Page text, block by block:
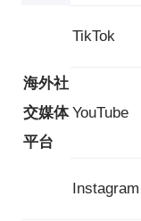
海外社
交媒体
平台
TikTok
YouTube
Instagram